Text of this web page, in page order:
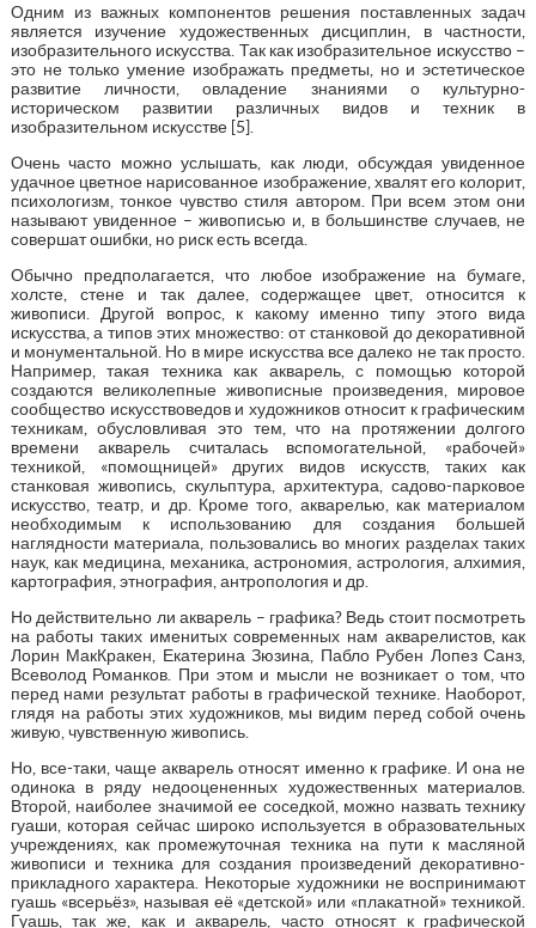
Одним из важных компонентов решения поставленных задач
является изучение художественных дисциплин, в частности,
изобразительного искусства. Так как изобразительное искусство –
это не только умение изображать предметы, но и эстетическое
развитие личности, овладение знаниями о культурно-
историческом развитии различных видов и техник в
изобразительном искусстве [5].
Очень часто можно услышать, как люди, обсуждая увиденное
удачное цветное нарисованное изображение, хвалят его колорит,
психологизм, тонкое чувство стиля автором. При всем этом они
называют увиденное – живописью и, в большинстве случаев, не
совершат ошибки, но риск есть всегда.
Обычно предполагается, что любое изображение на бумаге,
холсте, стене и так далее, содержащее цвет, относится к
живописи. Другой вопрос, к какому именно типу этого вида
искусства, а типов этих множество: от станковой до декоративной
и монументальной. Но в мире искусства все далеко не так просто.
Например, такая техника как акварель, с помощью которой
создаются великолепные живописные произведения, мировое
сообщество искусствоведов и художников относит к графическим
техникам, обусловливая это тем, что на протяжении долгого
времени акварель считалась вспомогательной, «рабочей»
техникой, «помощницей» других видов искусств, таких как
станковая живопись, скульптура, архитектура, садово-парковое
искусство, театр, и др. Кроме того, акварелью, как материалом
необходимым к использованию для создания большей
наглядности материала, пользовались во многих разделах таких
наук, как медицина, механика, астрономия, астрология, алхимия,
картография, этнография, антропология и др.
Но действительно ли акварель – графика? Ведь стоит посмотреть
на работы таких именитых современных нам акварелистов, как
Лорин МакКракен, Екатерина Зюзина, Пабло Рубен Лопез Санз,
Всеволод Романков. При этом и мысли не возникает о том, что
перед нами результат работы в графической технике. Наоборот,
глядя на работы этих художников, мы видим перед собой очень
живую, чувственную живопись.
Но, все-таки, чаще акварель относят именно к графике. И она не
одинока в ряду недооцененных художественных материалов.
Второй, наиболее значимой ее соседкой, можно назвать технику
гуаши, которая сейчас широко используется в образовательных
учреждениях, как промежуточная техника на пути к масляной
живописи и техника для создания произведений декоративно-
прикладного характера. Некоторые художники не воспринимают
гуашь «всерьёз», называя её «детской» или «плакатной» техникой.
Гуашь, так же, как и акварель, часто относят к графической